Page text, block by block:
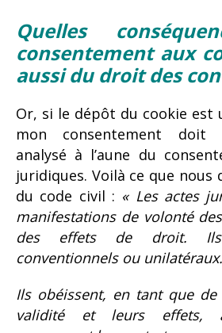
Quelles
consentement aux
aussi du droit des
Or, si le dépôt du cookie est
mon consentement doit
analysé à l’aune du
juridiques. Voilà ce que nous
du code civil : « Les actes
manifestations de volonté
des effets de droit.
conventionnels ou unilatéraux.
Ils obéissent, en tant que
validité et leurs effets,